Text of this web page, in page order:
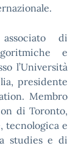
di
e
l’Università
presidente
Membro
di Toronto,
tecnologica e
studies e di